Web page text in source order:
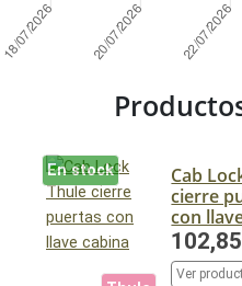
En stock
Cab
cierre
con
Ver